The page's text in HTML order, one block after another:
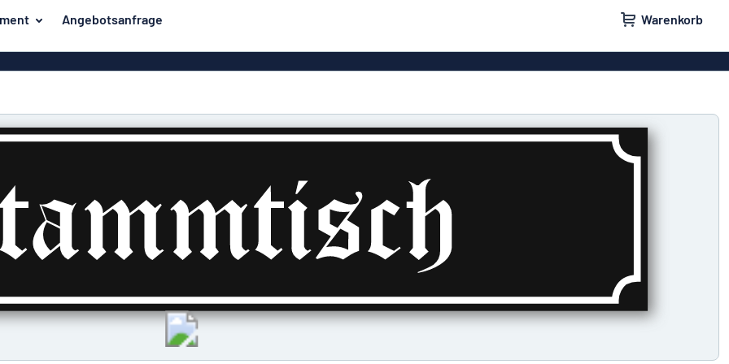
Angebotsanfrage Warenkorb
PVC-Schilder
Aluminiumschilder im
Emaillestil
Eloxierte
Aluminiumverbund-
Schilder
Hausschilder Türschilder
Parkplatzschilder
Briefkastenschilder